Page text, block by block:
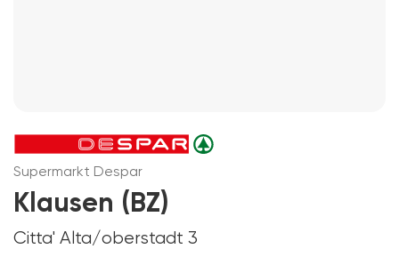
Supermarkt Despar
Klausen (BZ)
Citta' Alta/oberstadt 3